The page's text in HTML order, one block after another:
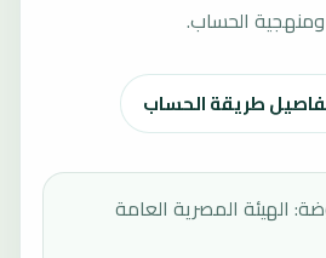
ومنهجية الحساب.
طريقة الحساب
الهيئة المصرية العامة